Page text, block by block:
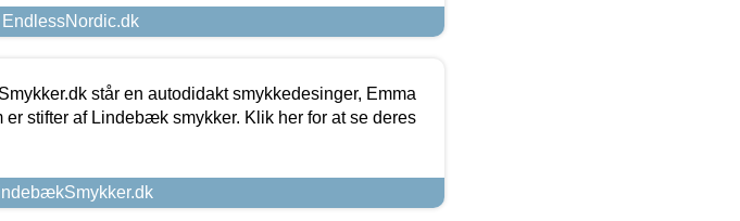
står en autodidakt smykkedesinger, Emma
stifter af Lindebæk smykker. Klik her for at se deres